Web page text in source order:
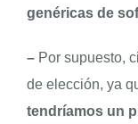
genéricas de
– Por supuesto,
de elección, ya
tendríamos un